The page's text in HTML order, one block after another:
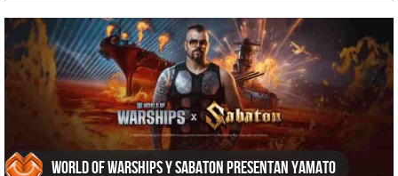
World of Warships y Sabaton presentan Yamato